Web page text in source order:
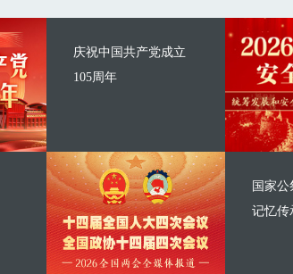
庆祝中国共产党成立
105周年
国家
记忆传